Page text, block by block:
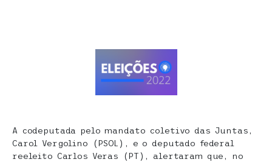
A codeputada pelo mandato coletivo das Juntas,
Carol Vergolino (PSOL), e o deputado federal
reeleito Carlos Veras (PT), alertaram que, no